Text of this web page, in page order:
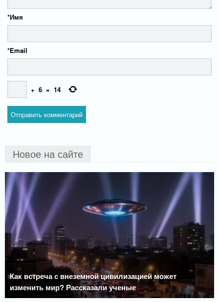
Имя
*
Email
*
+ 6 = 14
Новое на сайте
Как встреча с внеземной цивилизацией может
изменить мир? Рассказали ученые